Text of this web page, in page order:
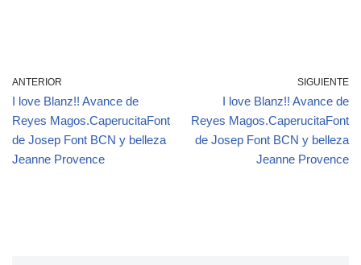
ANTERIOR
I love Blanz!! Avance de
Reyes Magos.CaperucitaFont
de Josep Font BCN y belleza
Jeanne Provence
SIGUIENTE
I love Blanz!! Avance de
Reyes Magos.CaperucitaFont
de Josep Font BCN y belleza
Jeanne Provence